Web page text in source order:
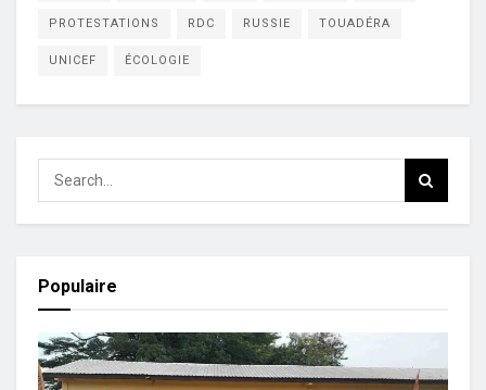
PROTESTATIONS RDC RUSSIE TOUADÉRA
UNICEF ÉCOLOGIE
Populaire